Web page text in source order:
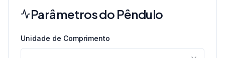
Parâmetros do Pêndulo
Unidade de Comprimento